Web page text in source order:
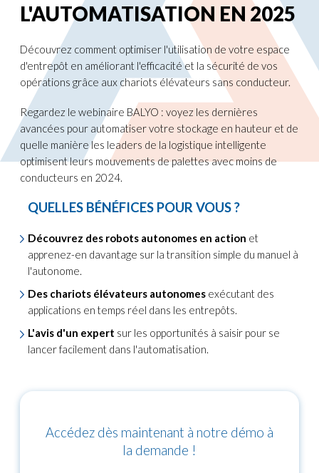
L'AUTOMATISATION EN 2025
Découvrez comment optimiser l'utilisation de votre espace
d'entrepôt en améliorant l'efficacité et la sécurité de vos
opérations grâce aux chariots élévateurs sans conducteur.
Regardez le webinaire BALYO : voyez les dernières
avancées pour automatiser votre stockage en hauteur et de
quelle manière les leaders de la logistique intelligente
optimisent leurs mouvements de palettes avec moins de
conducteurs en 2024.
QUELLES BÉNÉFICES POUR VOUS ?
Découvrez des robots autonomes en action et
apprenez-en davantage sur la transition simple du manuel à
l'autonome.
Des chariots élévateurs autonomes exécutant des
applications en temps réel dans les entrepôts.
L'avis d'un expert sur les opportunités à saisir pour se
lancer facilement dans l'automatisation.
Accédez dès maintenant à notre démo à
la demande !